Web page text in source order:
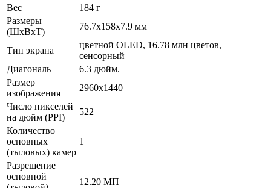
Вес
184 г
Размеры
(ШxВxТ)
76.7x158x7.9 мм
Тип экрана
цветной OLED, 16.78 млн цветов,
сенсорный
Диагональ
6.3 дюйм.
Размер
изображения
2960x1440
Число пикселей
на дюйм (PPI)
522
Количество
основных
(тыловых) камер
1
Разрешение
основной
12.20 МП